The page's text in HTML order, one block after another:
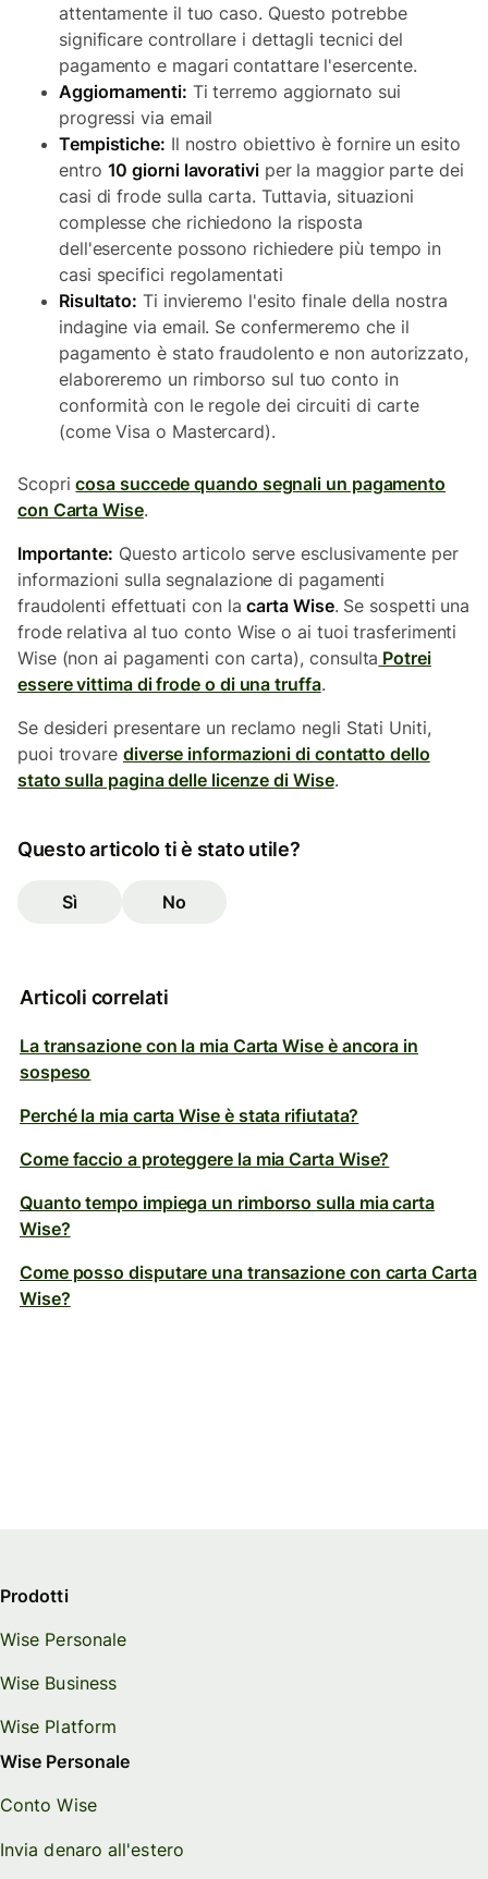
attentamente il tuo caso. Questo potrebbe
significare controllare i dettagli tecnici del
pagamento e magari contattare l'esercente.
Aggiornamenti: Ti terremo aggiornato sui
progressi via email
Tempistiche: Il nostro obiettivo è fornire un esito
entro 10 giorni lavorativiper la maggior parte dei
casi di frode sulla carta. Tuttavia, situazioni
complesse che richiedono la risposta
dell'esercente possono richiedere più tempo in
casi specifici regolamentati
Risultato: Ti invieremo l'esito finale della nostra
indagine via email. Se confermeremo che il
pagamento è stato fraudolento e non autorizzato,
elaboreremo un rimborso sul tuo conto in
conformità con le regole dei circuiti di carte
(come Visa o Mastercard).
Scopricosa succede quando segnali un pagamento
con Carta Wise.
Importante: Questo articolo serve esclusivamente per
informazioni sulla segnalazione di pagamenti
fraudolenti effettuati con lacarta Wise. Se sospetti una
frode relativa al tuo conto Wise o ai tuoi trasferimenti
Wise (non ai pagamenti con carta), consulta Potrei
essere vittima di frode o di una truffa.
Se desideri presentare un reclamo negli Stati Uniti,
puoi trovare diverse informazioni di contatto dello
stato sulla pagina delle licenze di Wise.
Questo articolo ti è stato utile?
Sì No
Articoli correlati
La transazione con la mia Carta Wise è ancora in
sospeso
Perché la mia carta Wise è stata rifiutata?
Come faccio a proteggere la mia Carta Wise?
Quanto tempo impiega un rimborso sulla mia carta
Wise?
Come posso disputare una transazione con carta Carta
Wise?
Prodotti
Wise Personale
Wise Business
Wise Platform
Wise Personale
Conto Wise
Invia denaro all'estero